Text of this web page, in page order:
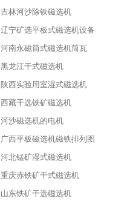
吉林河沙除铁磁选机
辽宁矿选平板式磁选机设备
河南永磁筒式磁选机筒瓦
黑龙江干式磁选机
陕西实验用室湿式磁选机
西藏干选铁矿磁选机
河沙磁选机的电机
广西平板磁选机磁铁排列图
河北锰矿湿式磁选机
重庆赤铁矿干式磁选机
山东铁矿干选磁选机